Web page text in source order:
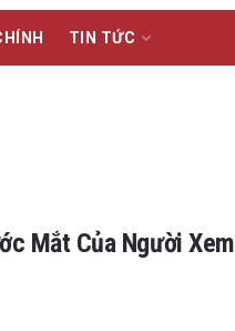
TIN TỨC
Mắt Của Người Xem